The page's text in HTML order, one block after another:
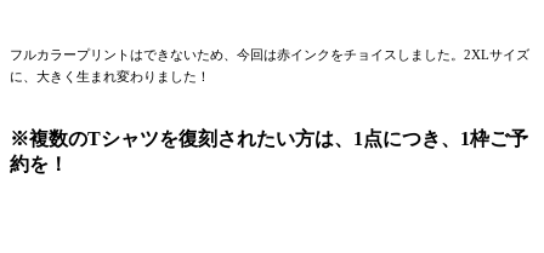
フルカラープリントはできないため、今回は赤インクをチョイスしました。2XLサイズ
に、大きく生まれ変わりました！
※複数のTシャツを復刻されたい方は、1点につき、1枠ご予
約を！